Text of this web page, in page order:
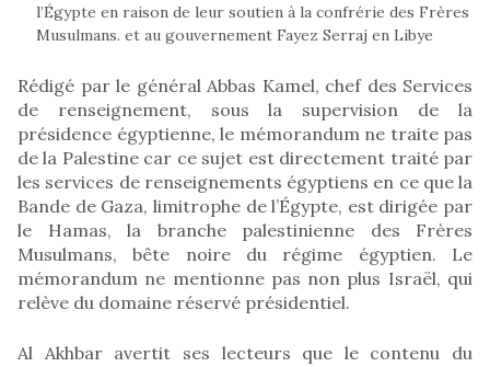
l’Égypte en raison de leur soutien à la confrérie des Frères
Musulmans. et au gouvernement Fayez Serraj en Libye
Rédigé par le général Abbas Kamel, chef des Services
de renseignement, sous la supervision de la
présidence égyptienne, le mémorandum ne traite pas
de la Palestine car ce sujet est directement traité par
les services de renseignements égyptiens en ce que la
Bande de Gaza, limitrophe de l’Égypte, est dirigée par
le Hamas, la branche palestinienne des Frères
Musulmans, bête noire du régime égyptien. Le
mémorandum ne mentionne pas non plus Israël, qui
relève du domaine réservé présidentiel.
Al Akhbar avertit ses lecteurs que le contenu du